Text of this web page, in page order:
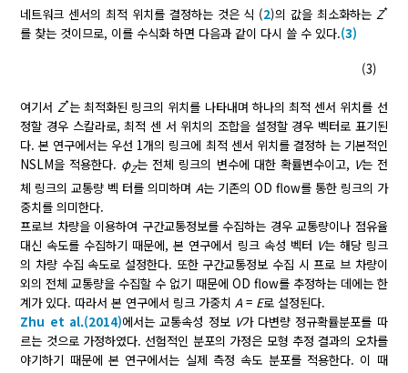
네트워크 센서의 최적 위치를 결정하는 것은 식 (2)의 값을 최소화하는 Z*
를 찾는 것이므로, 이를 수식화 하면 다음과 같이 다시 쓸 수 있다.(3)
(3)
여기서 Z*는 최적화된 링크의 위치를 나타내며 하나의 최적 센서 위치를 선
정할 경우 스칼라로, 최적 센 서 위치의 조합을 설정할 경우 벡터로 표기된
다. 본 연구에서는 우선 1개의 링크에 최적 센서 위치를 결정하 는 기본적인
NSLM을 적용한다. φZ는 전체 링크의 변수에 대한 확률변수이고, V는 전
체 링크의 교통량 벡 터를 의미하며 A는 기존의 OD flow를 통한 링크의 가
중치를 의미한다.
프로브 차량을 이용하여 구간교통정보를 수집하는 경우 교통량이나 점유율
대신 속도를 수집하기 때문에, 본 연구에서 링크 속성 벡터 V는 해당 링크
의 차량 수집 속도로 설정한다. 또한 구간교통정보 수집 시 프로 브 차량이
외의 전체 교통량을 수집할 수 없기 때문에 OD flow를 추정하는 데에는 한
계가 있다. 따라서 본 연구에서 링크 가중치A = E로 설정된다.
Zhu et al.(2014)에서는 교통속성 정보 V가 다변량 정규확률분포를 따
르는 것으로 가정하였다. 선험적인 분포의 가정은 모형 추정 결과의 오차를
야기하기 때문에 본 연구에서는 실제 측정 속도 분포를 적용한다. 이 때